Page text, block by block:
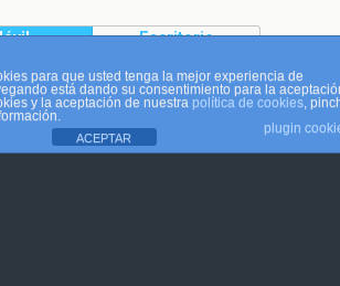
Escritorio
para que usted tenga la mejor experiencia de
está dando su consentimiento para la
y la aceptación de nuestra política de cookies,
plugin
ACEPTAR